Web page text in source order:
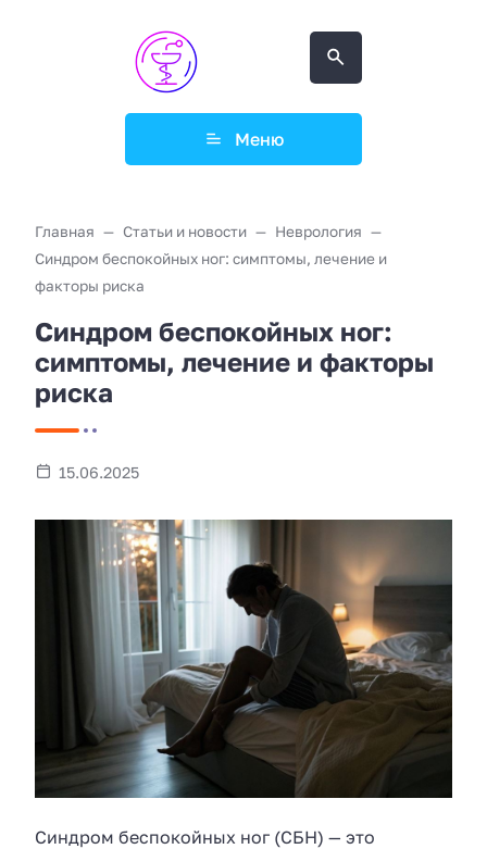
Меню
Главная Статьи и новости
Неврология
Синдром беспокойных ног: симптомы, лечение и
факторы риска
Синдром беспокойных ног:
симптомы, лечение и факторы
риска
15.06.2025
Синдром беспокойных ног (СБН) — это